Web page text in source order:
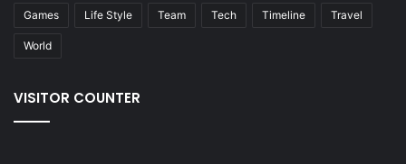
Games Life Style Team Tech Timeline Travel
World
VISITOR COUNTER